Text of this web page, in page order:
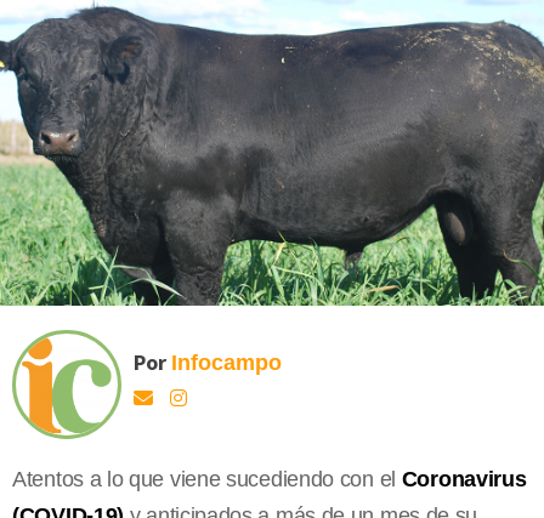
Por Infocampo
Atentos a lo que viene sucediendo con el Coronavirus